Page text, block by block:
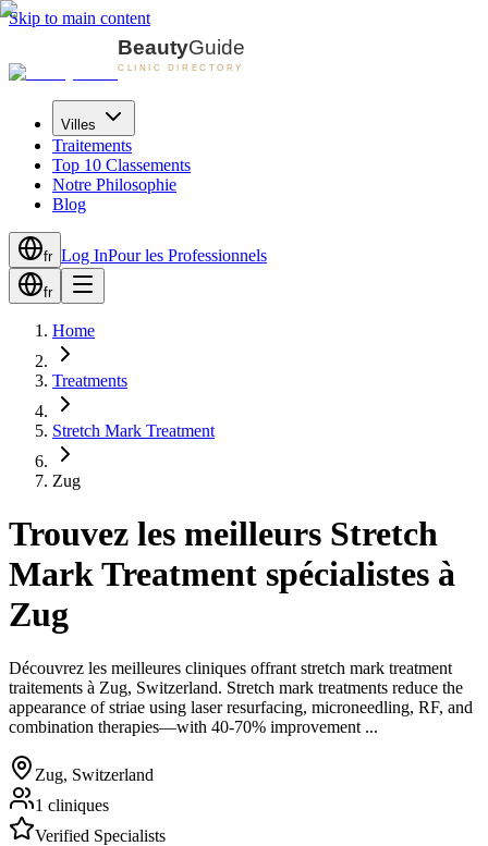
Skip to main content
Villes
Traitements
Top 10 Classements
Notre Philosophie
Blog
fr Log InPour les Professionnels
fr
Home
Treatments
Stretch Mark Treatment
Zug
Trouvez les meilleurs Stretch
Mark Treatment spécialistes à
Zug
Découvrez les meilleures cliniques offrant stretch mark treatment
traitements à Zug, Switzerland. Stretch mark treatments reduce the
appearance of striae using laser resurfacing, microneedling, RF, and
combination therapies—with 40-70% improvement ...
Zug, Switzerland
1 cliniques
Verified Specialists